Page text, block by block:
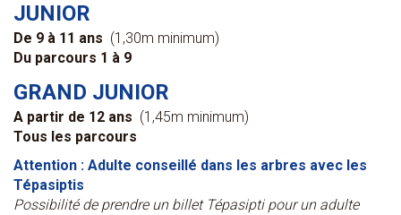
JUNIOR
De 9 à 11 ans (1,30m minimum)
Du parcours 1 à 9
GRAND JUNIOR
A partir de 12 ans (1,45m minimum)
Tous les parcours
Attention : Adulte conseillé dans les arbres avec les
Tépasiptis
Possibilité de prendre un billet Tépasipti pour un adulte